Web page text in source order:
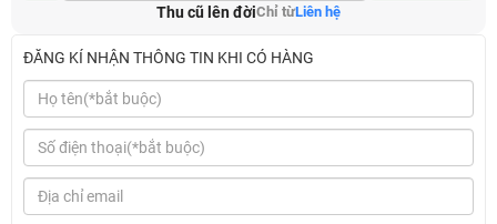
Thu cũ lên đờiChỉ từLiên hệ
ĐĂNG KÍ NHẬN THÔNG TIN KHI CÓ HÀNG